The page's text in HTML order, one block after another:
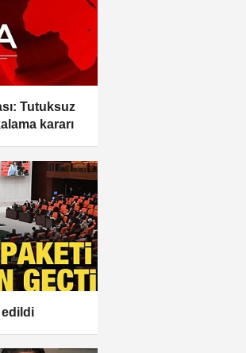
Tutuksuz
kararı
edildi